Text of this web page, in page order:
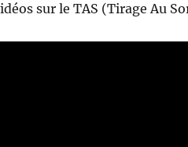
sur le TAS (Tirage Au